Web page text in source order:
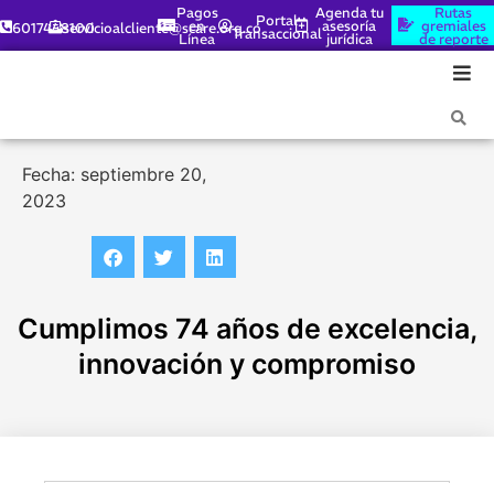
6017448100servicioalcliente@scare.org.co
Pagos
en
Línea
Portal
Transaccional
Agenda tu
asesoría
jurídica
Rutas
gremiales
de reporte
Fecha: septiembre 20,
2023
Cumplimos 74 años de excelencia,
innovación y compromiso